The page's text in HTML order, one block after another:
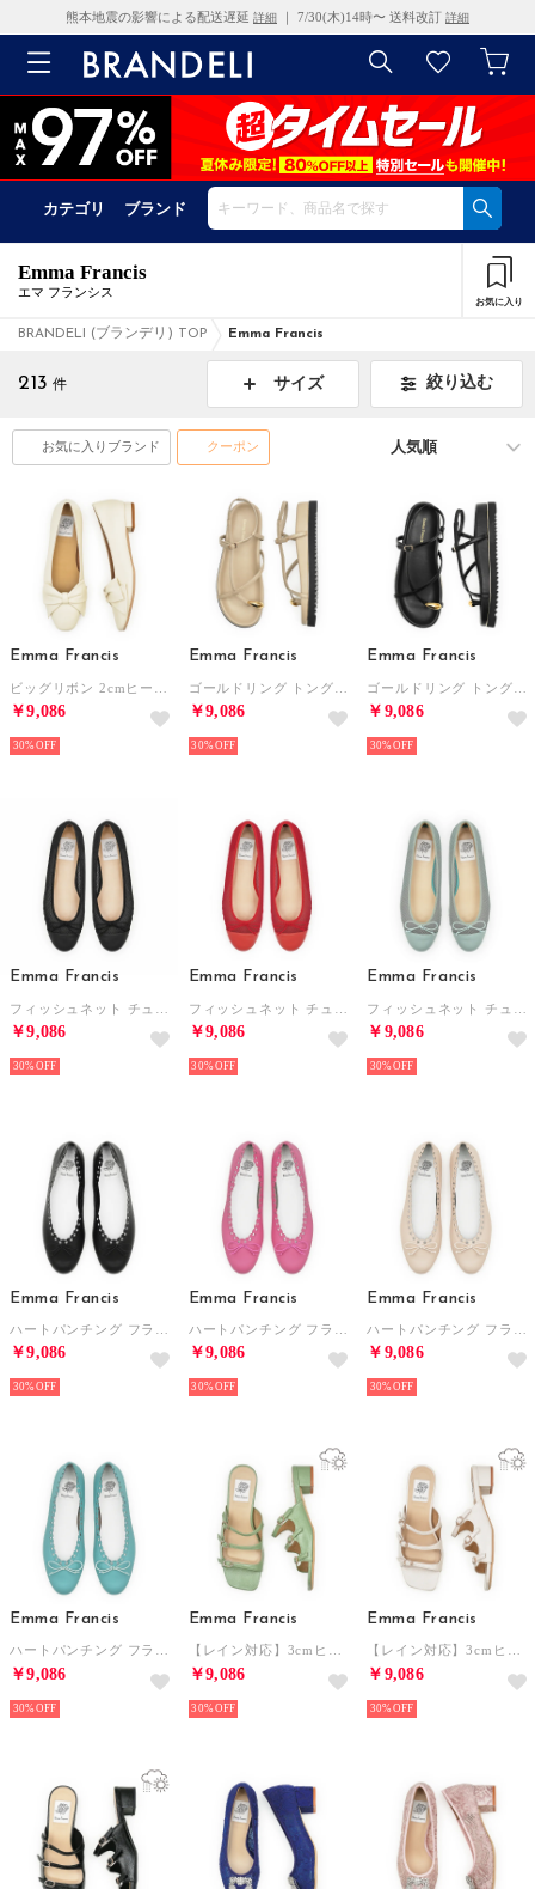
熊本地震の影響による配送遅延 詳細 ｜ 7/30(木)14時〜 送料改訂 詳細
カテゴリ ブランド
Emma Francis
エマ フランシス
お気に入り
BRANDELI (ブランデリ) TOP Emma Francis
213 件 サイズ 絞り込む
お気に入りブランド クーポン
Emma Francis
￥9,086
30%
Emma Francis
￥9,086
30%
Emma Francis
￥9,086
30%
Emma Francis
￥9,086
30%
Emma Francis
￥9,086
30%
Emma Francis
￥9,086
30%
Emma Francis
￥9,086
30%
Emma Francis
￥9,086
30%
Emma Francis
￥9,086
30%
Emma Francis
ハートパンチング フラット バレエシューズ （ブルー スムース）
￥9,086
30%
Emma Francis
【レイン対応】3cmヒール ビジュー トリプルベルト サンダル （グリーン エナメル）
￥9,086
30%
Emma Francis
【レイン対応】3cmヒール ビジュー トリプルベルト サンダル （ホワイト エナメル）
￥9,086
30%